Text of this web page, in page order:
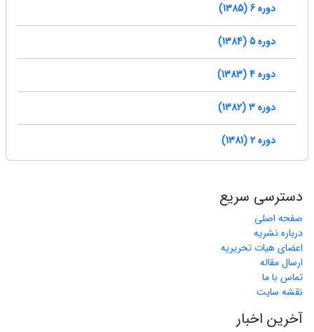
دوره 6 (1385)
دوره 5 (1384)
دوره 4 (1383)
دوره 3 (1382)
دوره 2 (1381)
دسترسی سریع
صفحه اصلی
درباره نشریه
اعضای هیات تحریریه
ارسال مقاله
تماس با ما
نقشه سایت
آخرین اخبار